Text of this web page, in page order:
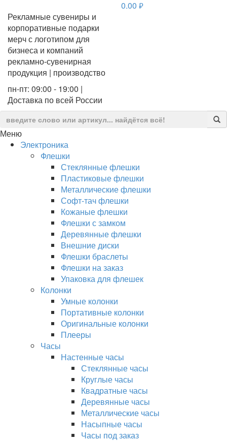
Рекламные сувениры и
корпоративные подарки
мерч с логотипом для
бизнеса и компаний
рекламно-сувенирная
продукция | производство
пн-пт: 09:00 - 19:00 |
Доставка по всей России
0.00 руб.
Меню
Электроника
Флешки
Стеклянные флешки
Пластиковые флешки
Металлические флешки
Софт-тач флешки
Кожаные флешки
Флешки с замком
Деревянные флешки
Внешние диски
Флешки браслеты
Флешки на заказ
Упаковка для флешек
Колонки
Умные колонки
Портативные колонки
Оригинальные колонки
Плееры
Часы
Настенные часы
Стеклянные часы
Круглые часы
Квадратные часы
Деревянные часы
Металлические часы
Насыпные часы
Часы под заказ